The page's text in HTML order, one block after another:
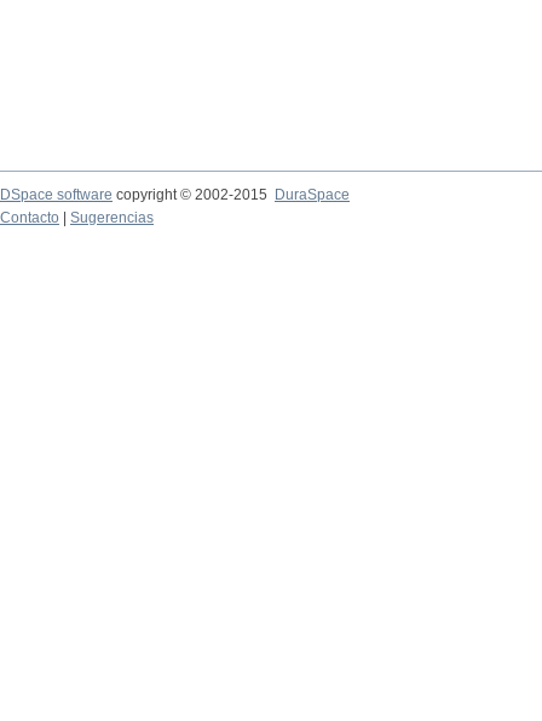
DSpace software copyright © 2002-2015
DuraSpace
Contacto
Sugerencias